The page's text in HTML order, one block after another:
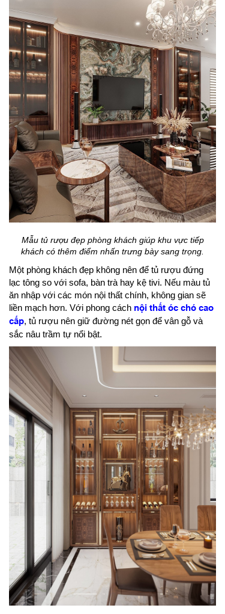
Mẫu tủ rượu đẹp phòng khách giúp khu vực tiếp
khách có thêm điểm nhấn trưng bày sang trọng.
Một phòng khách đẹp không nên để tủ rượu đứng
lạc tông so với sofa, bàn trà hay kệ tivi. Nếu màu tủ
ăn nhập với các món nội thất chính, không gian sẽ
liền mạch hơn. Với phong cách nội thất óc chó cao
cấp, tủ rượu nên giữ đường nét gọn để vân gỗ và
sắc nâu trầm tự nổi bật.